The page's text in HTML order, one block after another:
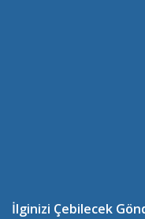
İlginizi Çebilecek